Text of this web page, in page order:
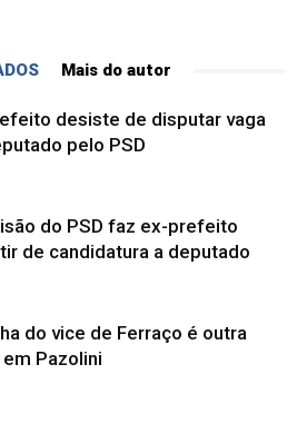
Mais do autor
desiste de disputar vaga
pelo PSD
do PSD faz ex-prefeito
de candidatura a deputado
do vice de Ferraço é outra
Pazolini